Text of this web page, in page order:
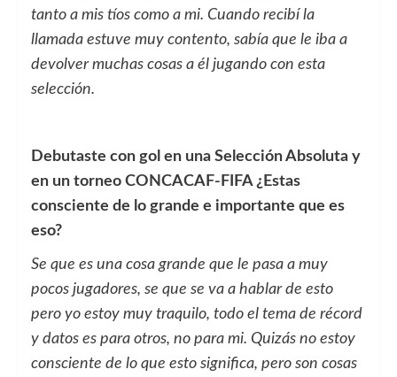
tanto a mis tíos como a mi. Cuando recibí la
llamada estuve muy contento, sabía que le iba a
devolver muchas cosas a él jugando con esta
selección.
Debutaste con gol en una Selección Absoluta y
en un torneo CONCACAF-FIFA ¿Estas
consciente de lo grande e importante que es
eso?
Se que es una cosa grande que le pasa a muy
pocos jugadores, se que se va a hablar de esto
pero yo estoy muy traquilo, todo el tema de récord
y datos es para otros, no para mi. Quizás no estoy
consciente de lo que esto significa, pero son cosas